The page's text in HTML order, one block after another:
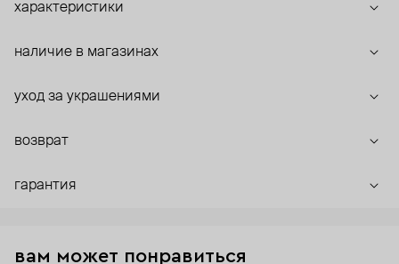
характеристики
наличие в магазинах
уход за украшениями
возврат
гарантия
вам может понравиться